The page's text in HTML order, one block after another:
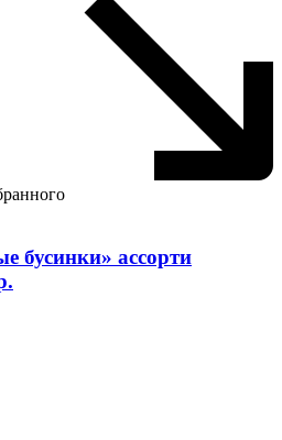
бусинки» ассорти